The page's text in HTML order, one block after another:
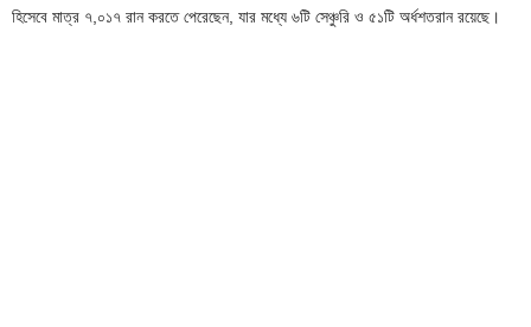
হিসেবে মাত্র ৭,০১৭ রান করতে পেরেছেন, যার মধ্যে ৬টি সেঞ্চুরি ও ৫১টি অর্ধশতরান রয়েছে।